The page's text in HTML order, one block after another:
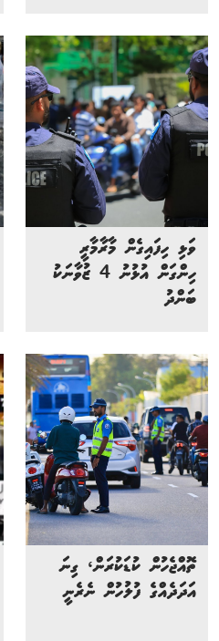
ވަޅި ހިފައިގެން މާރާމާރީ
ހިންގަން އުޅުނު 4 ޒުވާނަކު
ބަންދު
ތޮއްޖެހުން ކުޑަކުރަން، ގިނަ
އަދަދެއްގެ ފުލުހުން ނެރެނީ